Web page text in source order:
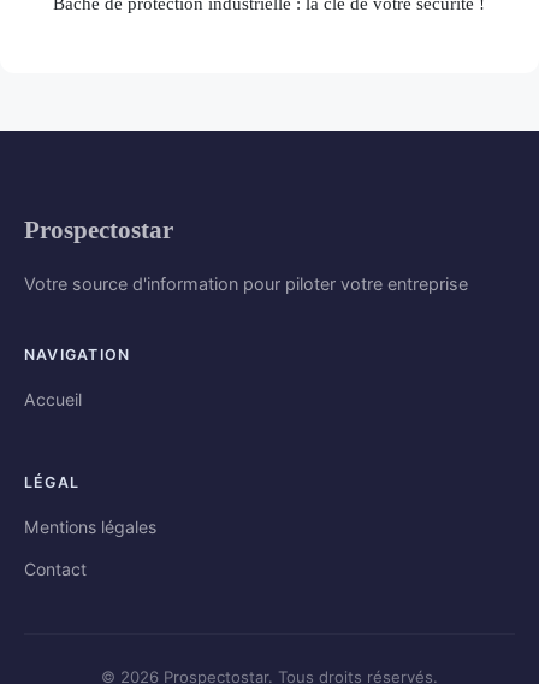
Prospectostar
Votre source d'information pour piloter votre entreprise
NAVIGATION
Accueil
LÉGAL
Mentions légales
Contact
© 2026 Prospectostar. Tous droits réservés.